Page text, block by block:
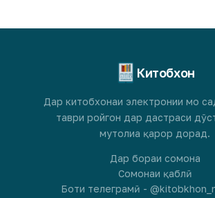
Китобхон
Дар китобхонаи электронии мо
таври ройгон дар дастраси
мутолиа қарор дорад.
Дар бораи сомона
Сомонаи қаблӣ
Боти телеграмӣ -